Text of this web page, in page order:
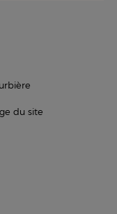
du site